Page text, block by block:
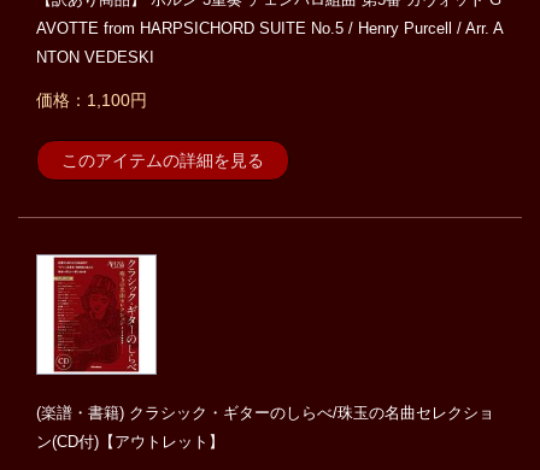
AVOTTE from HARPSICHORD SUITE No.5 / Henry Purcell / Arr. A
NTON VEDESKI
価格：1,100円
このアイテムの詳細を見る
(楽譜・書籍) クラシック・ギターのしらべ/珠玉の名曲セレクショ
ン(CD付)【アウトレット】